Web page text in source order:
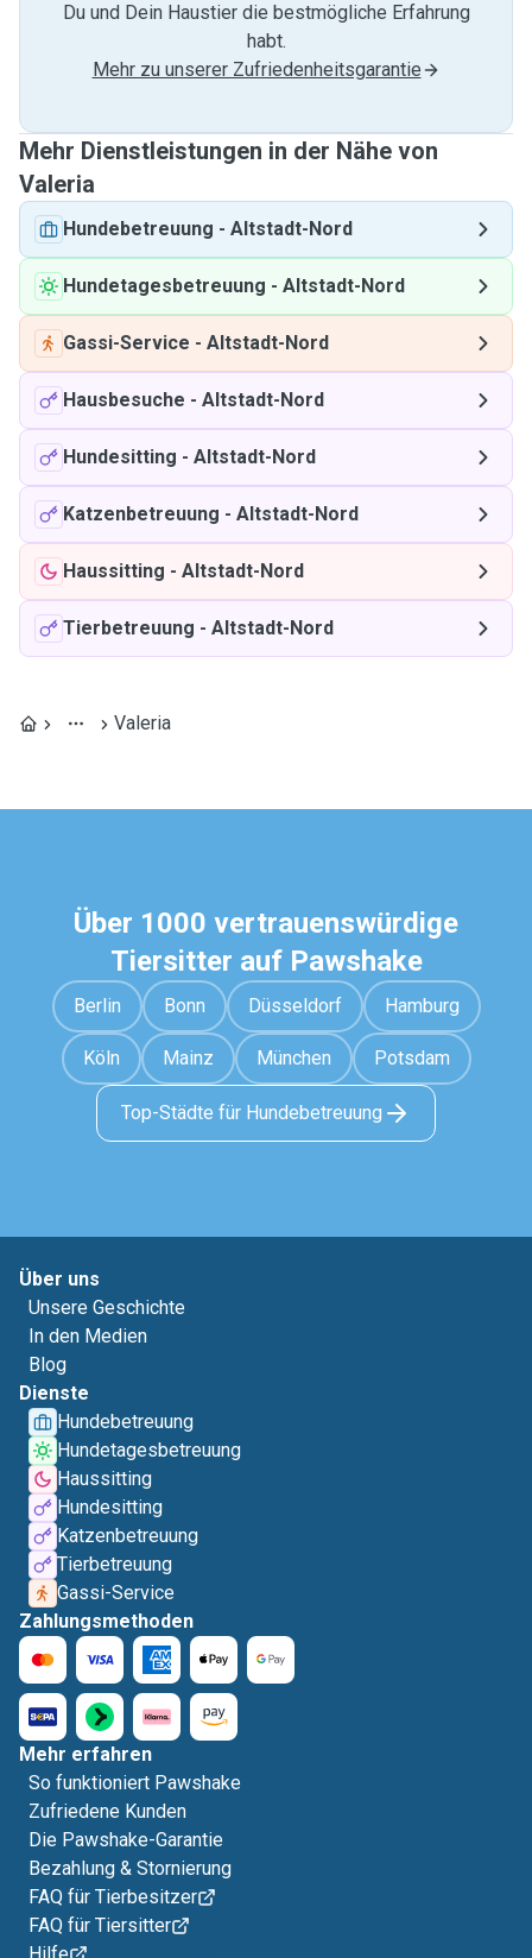
Du und Dein Haustier die bestmögliche Erfahrung
habt.
Mehr zu unserer Zufriedenheitsgarantie
Mehr Dienstleistungen in der Nähe von
Valeria
Hundebetreuung - Altstadt-Nord
Hundetagesbetreuung - Altstadt-Nord
Gassi-Service - Altstadt-Nord
Hausbesuche - Altstadt-Nord
Hundesitting - Altstadt-Nord
Katzenbetreuung - Altstadt-Nord
Haussitting - Altstadt-Nord
Tierbetreuung - Altstadt-Nord
Valeria
Über 1000 vertrauenswürdige
Tiersitter auf Pawshake
Berlin Bonn Düsseldorf Hamburg
Köln Mainz München Potsdam
Top-Städte für Hundebetreuung
Über uns
Unsere Geschichte
In den Medien
Blog
Dienste
Hundebetreuung
Hundetagesbetreuung
Haussitting
Hundesitting
Katzenbetreuung
Tierbetreuung
Gassi-Service
Zahlungsmethoden
Mehr erfahren
So funktioniert Pawshake
Zufriedene Kunden
Die Pawshake-Garantie
Bezahlung & Stornierung
FAQ für Tierbesitzer
FAQ für Tiersitter